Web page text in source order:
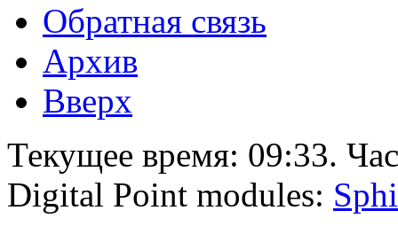
Обратная связь
Архив
Вверх
Текущее время: 09:33.
Digital Point modules: